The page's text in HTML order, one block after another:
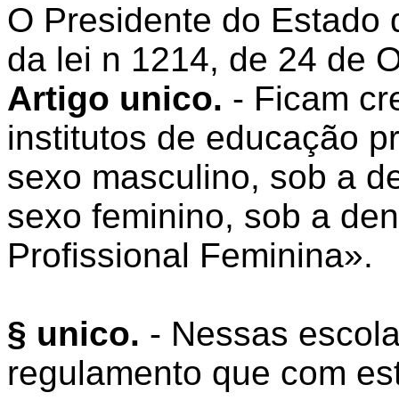
O Presidente do Estado
da lei n 1214, de 24 de
Artigo unico. - Ficam
institutos de educação
sexo masculino, sob a
sexo feminino, sob a
Profissional Feminina».
§ unico. - Nessas
regulamento que com